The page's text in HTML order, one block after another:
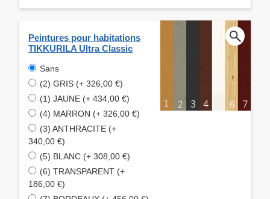
Peintures pour habitations
TIKKURILA Ultra Classic
Sans
(2) GRIS (+ 326,00 €)
(1) JAUNE (+ 434,00 €)
(4) MARRON (+ 326,00 €)
(3) ANTHRACITE (+
340,00 €)
(5) BLANC (+ 308,00 €)
(6) TRANSPARENT (+
186,00 €)